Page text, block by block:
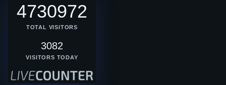
4730972
TOTAL VISITORS
3082
VISITORS TODAY